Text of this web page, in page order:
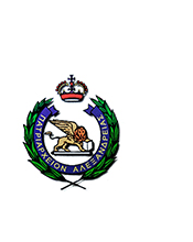
περιεχόμενο